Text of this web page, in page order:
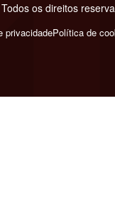
os direitos
privacidadePolítica de